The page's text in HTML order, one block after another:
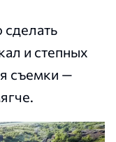
и степных
съемки —